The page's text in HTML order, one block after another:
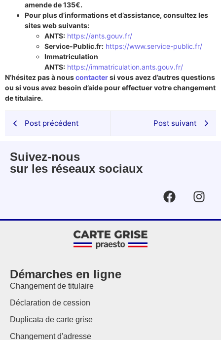
amende de 135€.
Pour plus d’informations et d’assistance, consultez les
sites web suivants:
ANTS: https://ants.gouv.fr/
Service-Public.fr: https://www.service-public.fr/
Immatriculation
ANTS: https://immatriculation.ants.gouv.fr/
N’hésitez pas à nouscontactersi vous avez d’autres questions
ou si vous avez besoin d’aide pour effectuer votre changement
de titulaire.
Post précédent Post suivant
Suivez-nous
sur les réseaux sociaux
Démarches en ligne
Changement de titulaire
Déclaration de cession
Duplicata de carte grise
Changement d'adresse